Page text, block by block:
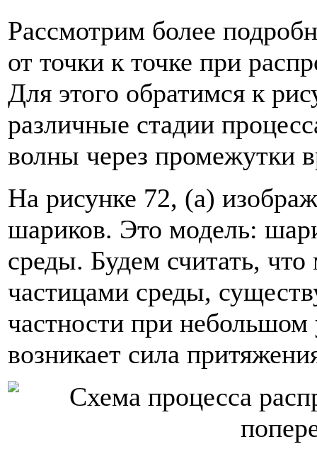
Рассмотрим более
от точки к точке при
Для этого обратимся к
различные стадии
волны через промежутки
На рисунке 72, (а)
шариков. Это модель:
среды. Будем считать,
частицами среды,
частности при небольшом
возникает сила